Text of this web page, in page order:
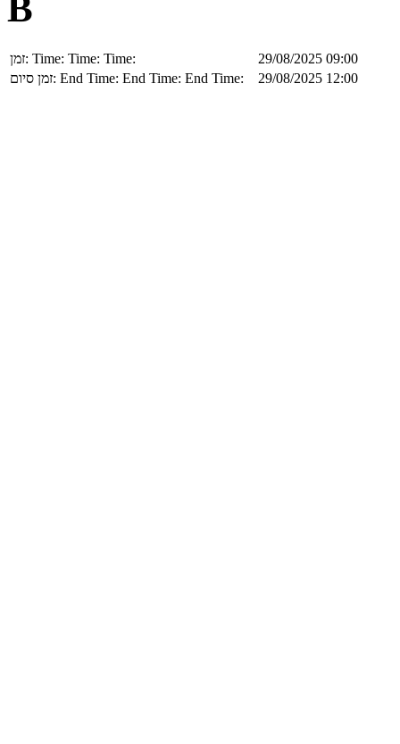
זמן: Time: Time: Time:
29/08/2025 09:00
זמן סיום: End Time: End Time: End Time: 29/08/2025 12:00